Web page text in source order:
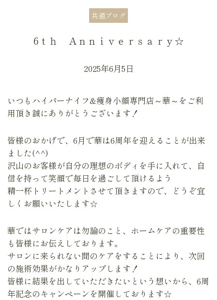
共通ブログ
6ｔｈ Ａｎｎｉｖｅｒｓａｒｙ☆
2025年6月5日
いつもハイパーナイフ&痩身小顔専門店～華～をご利
用頂き誠にありがとうございます！
皆様のおかげで、6月で華は6周年を迎えることが出来
ました(^^)
沢山のお客様が自分の理想のボディを手に入れて、自
信を持って笑顔で毎日を過ごして頂けるよう
精一杯トリートメントさせて頂きますので、どうぞ宜
しくお願いいたします☆
華ではサロンケアは勿論のこと、ホームケアの重要性
も皆様にお伝えしております。
サロンに来られない間のケアをすることにより、次回
の施術効果がかなりアップします！
皆様に結果を出していただきたいという想いから、6周
年記念のキャンペーンを開催しております☆